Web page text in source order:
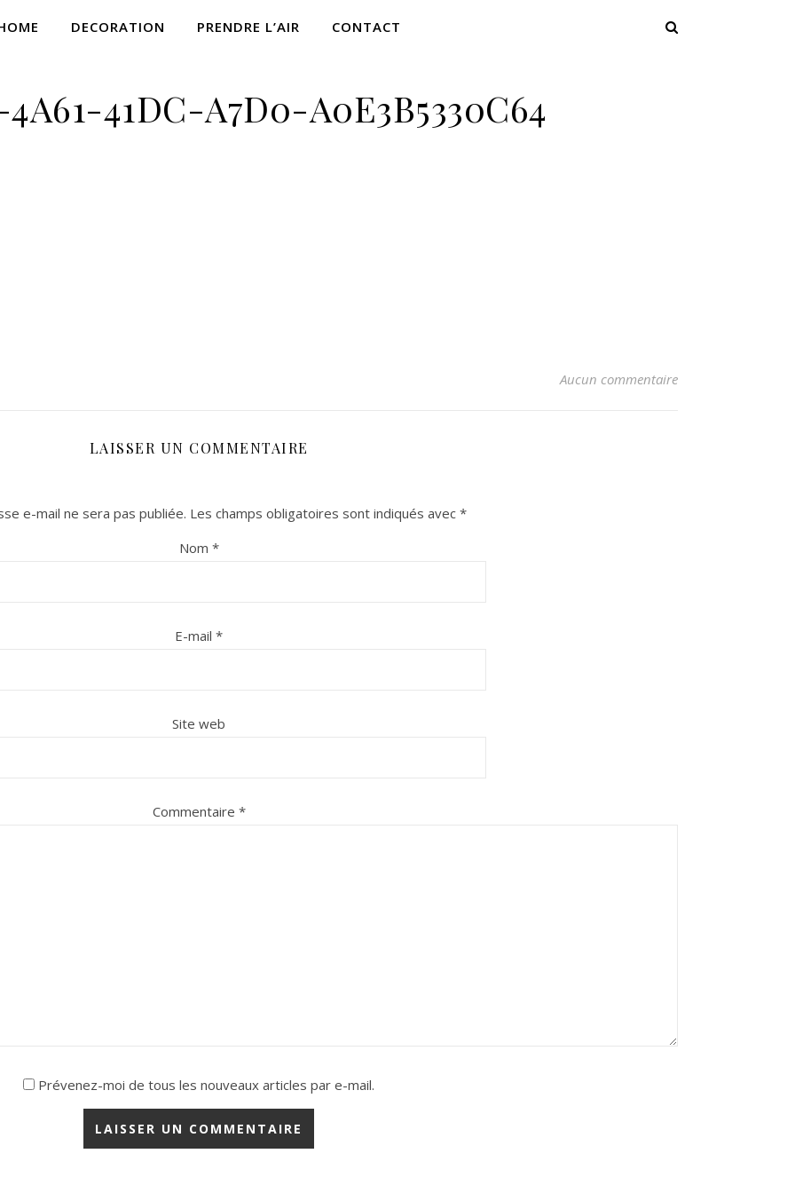
DECORATION PRENDRE L’AIR CONTACT
4A61-41DC-A7D0-A0E3B5330C64
Aucun commentaire
LAISSER UN COMMENTAIRE
e-mail ne sera pas publiée. Les champs obligatoires sont indiqués avec *
Nom *
E-mail *
Site web
Commentaire *
Prévenez-moi de tous les nouveaux articles par e-mail.